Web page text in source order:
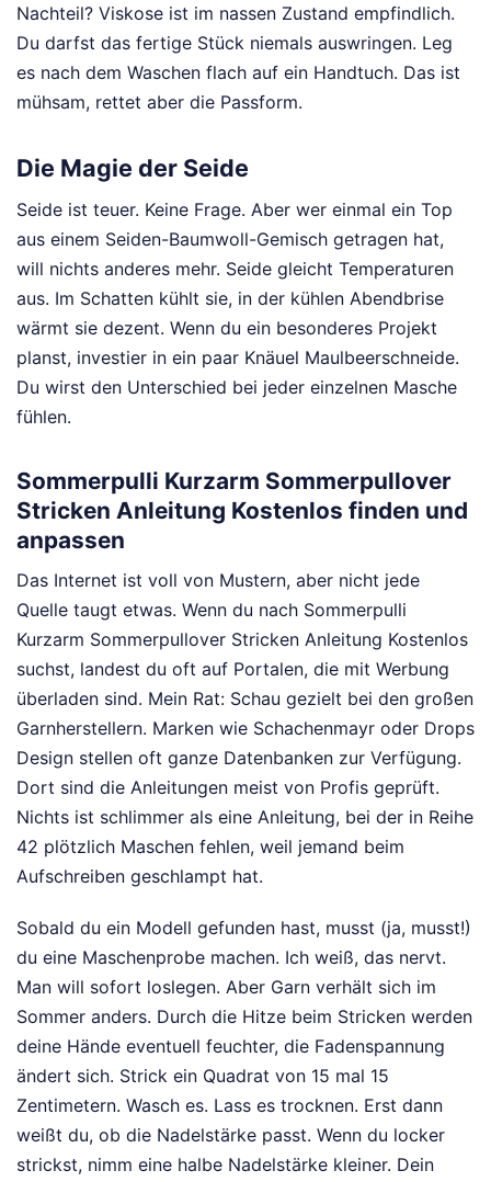
Nachteil? Viskose ist im nassen Zustand empfindlich.
Du darfst das fertige Stück niemals auswringen. Leg
es nach dem Waschen flach auf ein Handtuch. Das ist
mühsam, rettet aber die Passform.
Die Magie der Seide
Seide ist teuer. Keine Frage. Aber wer einmal ein Top
aus einem Seiden-Baumwoll-Gemisch getragen hat,
will nichts anderes mehr. Seide gleicht Temperaturen
aus. Im Schatten kühlt sie, in der kühlen Abendbrise
wärmt sie dezent. Wenn du ein besonderes Projekt
planst, investier in ein paar Knäuel Maulbeerschneide.
Du wirst den Unterschied bei jeder einzelnen Masche
fühlen.
Sommerpulli Kurzarm Sommerpullover
Stricken Anleitung Kostenlos finden und
anpassen
Das Internet ist voll von Mustern, aber nicht jede
Quelle taugt etwas. Wenn du nach Sommerpulli
Kurzarm Sommerpullover Stricken Anleitung Kostenlos
suchst, landest du oft auf Portalen, die mit Werbung
überladen sind. Mein Rat: Schau gezielt bei den großen
Garnherstellern. Marken wie Schachenmayr oder Drops
Design stellen oft ganze Datenbanken zur Verfügung.
Dort sind die Anleitungen meist von Profis geprüft.
Nichts ist schlimmer als eine Anleitung, bei der in Reihe
42 plötzlich Maschen fehlen, weil jemand beim
Aufschreiben geschlampt hat.
Sobald du ein Modell gefunden hast, musst (ja, musst!)
du eine Maschenprobe machen. Ich weiß, das nervt.
Man will sofort loslegen. Aber Garn verhält sich im
Sommer anders. Durch die Hitze beim Stricken werden
deine Hände eventuell feuchter, die Fadenspannung
ändert sich. Strick ein Quadrat von 15 mal 15
Zentimetern. Wasch es. Lass es trocknen. Erst dann
weißt du, ob die Nadelstärke passt. Wenn du locker
strickst, nimm eine halbe Nadelstärke kleiner. Dein